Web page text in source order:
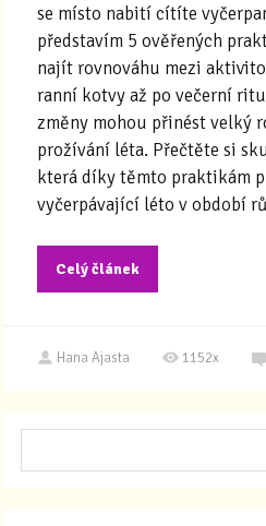
se místo nabití cítíte
představím 5 ověřených
najít rovnováhu mezi
ranní kotvy až po večerní
změny mohou přinést velký
prožívání léta. Přečtěte si
která díky těmto praktikám
vyčerpávající léto v období
Celý článek
Hana Ajasta 1152x